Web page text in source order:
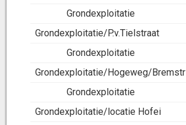
Grondexploitatie
Grondexploitatie/P.v.Tielstraat
Grondexploitatie
Grondexploitatie/Hogeweg/Bremstr
Grondexploitatie
Grondexploitatie/locatie Hofei